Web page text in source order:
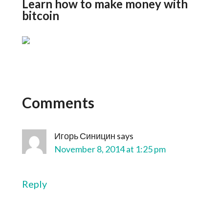
Learn how to make money with
bitcoin
Comments
Игорь Синицин says
November 8, 2014 at 1:25 pm
Reply